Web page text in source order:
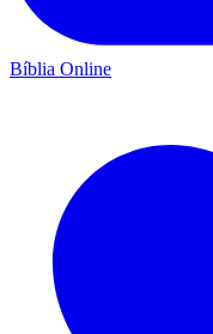
Bíblia Online